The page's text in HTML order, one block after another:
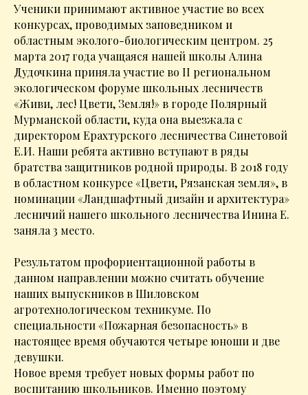
Ученики принимают активное участие во всех
конкурсах, проводимых заповедником и
областным эколого-биологическим центром. 25
марта 2017 года учащаяся нашей школы Алина
Дудочкина приняла участие во II региональном
экологическом форуме школьных лесничеств
«Живи, лес! Цвети, Земля!» в городе Полярный
Мурманской области, куда она выезжала с
директором Ерахтурского лесничества Синетовой
Е.И. Наши ребята активно вступают в ряды
братства защитников родной природы. В 2018 году
в областном конкурсе «Цвети, Рязанская земля», в
номинации «Ландшафтный дизайн и архитектура»
лесничий нашего школьного лесничества Инина Е.
заняла 3 место.
Результатом профориентационной работы в
данном направлении можно считать обучение
наших выпускников в Шиловском
агротехнологическом техникуме. По
специальности «Пожарная безопасность» в
настоящее время обучаются четыре юноши и две
девушки.
Новое время требует новых формы работ по
воспитанию школьников. Именно поэтому